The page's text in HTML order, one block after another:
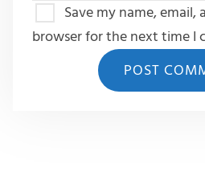
Save my name,
browser for the next time I